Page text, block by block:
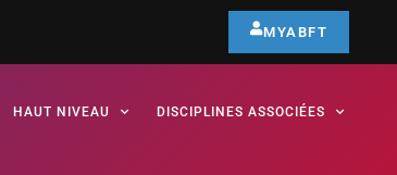
MYABFT
HAUT NIVEAU DISCIPLINES ASSOCIÉES